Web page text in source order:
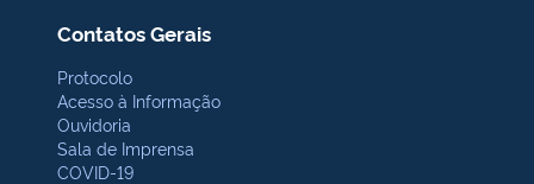
Contatos Gerais
Protocolo
Acesso à Informação
Ouvidoria
Sala de Imprensa
COVID-19